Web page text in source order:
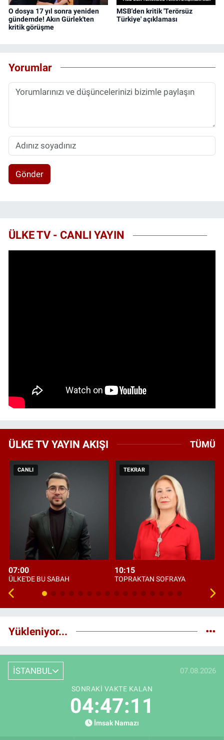
O dosya 17 yıl sonra yeniden
gündemde! Akın Gürlek'ten
kritik görüşme
MSB'den kritik 'Terörsüz
Türkiye' açıklaması
Yorumlar
Gönder
ÜLKE TV - CANLI YAYIN
ÜLKE TV YAYIN AKIŞI TÜMÜ
CANLI
07:00
ÜLKE'DE BU SABAH
TEKRAR
10:15
TOPRAKTAN SOFRAYA
Yükleniyor...
İSTANBUL 07.08.2026
SONRAKI VAKTE KALAN
04:47:10
İmsak Namazı